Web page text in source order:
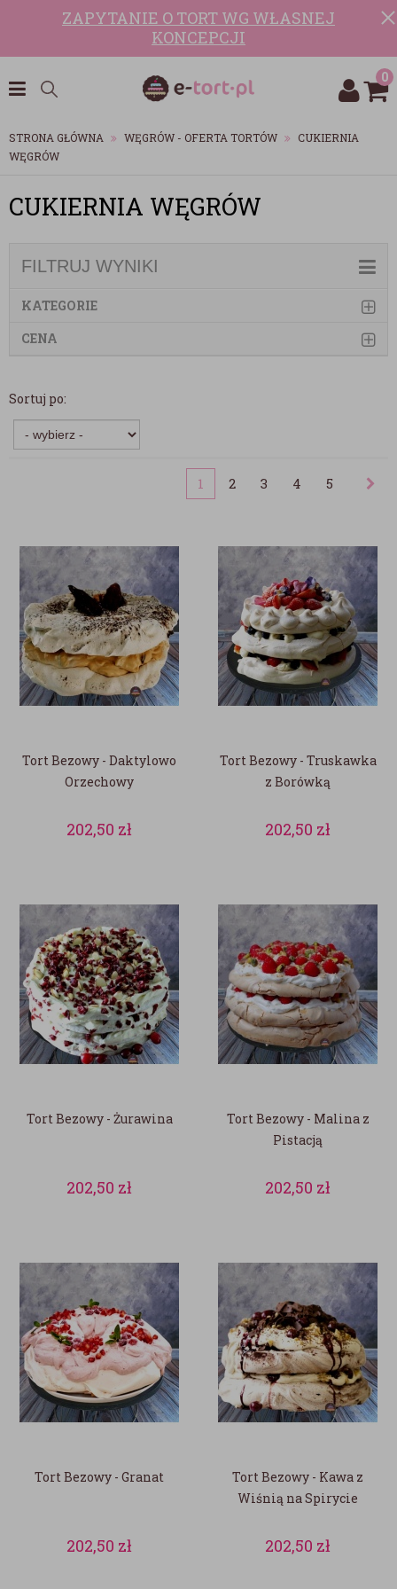
ZAPYTANIE O TORT WG WŁASNEJ
KONCEPCJI
0
STRONA GŁÓWNA WĘGRÓW - OFERTA TORTÓW
CUKIERNIA
WĘGRÓW
CUKIERNIA WĘGRÓW
FILTRUJ WYNIKI
KATEGORIE
CENA
Sortuj po:
1 2 3 4 5
Tort Bezowy - Daktylowo
Orzechowy
202,50 zł
Tort Bezowy - Truskawka
z Borówką
202,50 zł
Tort Bezowy - Żurawina
202,50 zł
Tort Bezowy - Malina z
Pistacją
202,50 zł
Tort Bezowy - Granat
202,50 zł
Tort Bezowy - Kawa z
Wiśnią na Spirycie
202,50 zł